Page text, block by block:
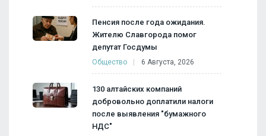
Пенсия после года ожидания.
Жителю Славгорода помог
депутат Госдумы
Общество 6 Августа, 2026
130 алтайских компаний
добровольно доплатили налоги
после выявления "бумажного
НДС"